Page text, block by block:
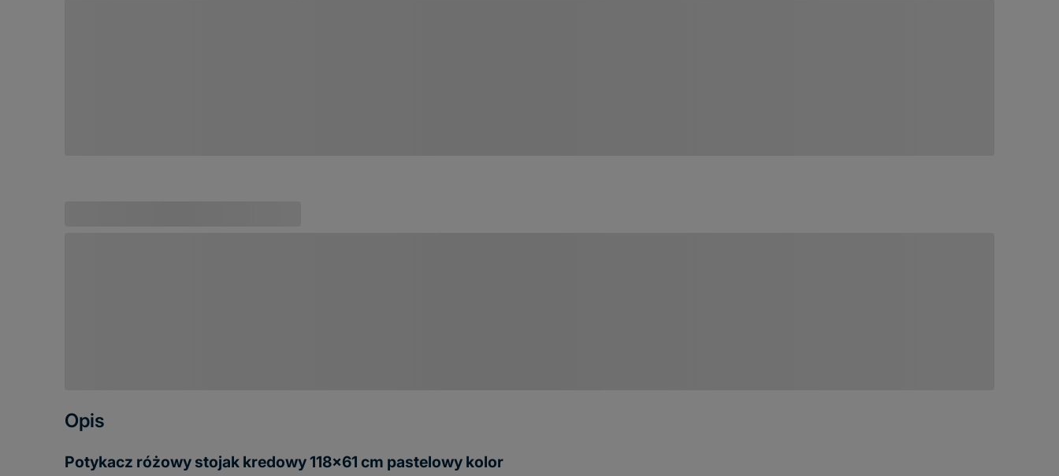
Opis
Potykacz różowy stojak kredowy 118x61 cm pastelowy kolor